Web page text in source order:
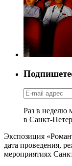
Раз в неделю
в Санкт-
Экспозиция
дата проведения,
мероприятиях